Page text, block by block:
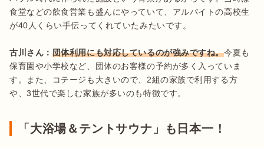
食堂などの飲食営業も盛んにやっていて、アルバイトの高校生
が40人くらい手伝ってくれていたみたいです。
古川さん： 団体利用にも対応しているのが強みですね。今夏も
保育園や小学校など、団体のお客様の予約が多く入っていま
す。また、コテージも大きいので、2組の家族で利用する方
や、3世代で楽しむ家族が多いのも特徴です。
「大浴場＆テントサウナ」も日本一！